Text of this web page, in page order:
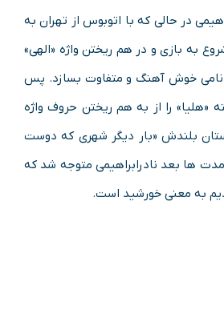
در حالی که با اتوبوس از تهران به
به بازی و در هم ریختن واژه «الهی»
نامی خوش آهنگ و متفاوت بسازد. پس
«هلیا» را از به هم ریختن حروف واژه
بلندش «بار دیگر شهری که دوست
ها بعد نادرابراهیمی متوجه شد که
به معنی خورشید است.